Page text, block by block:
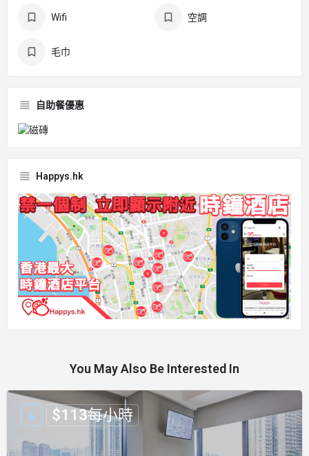
Wifi 空調
毛巾
自助餐優惠
Happys.hk
You May Also Be Interested In
$113每小時